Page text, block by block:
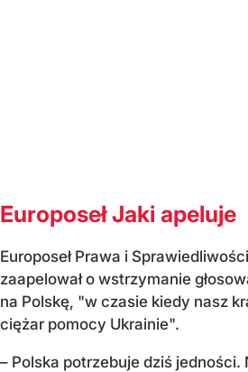
Europoseł Jaki apeluje
Europoseł Prawa i
zaapelował o wstrzymanie
na Polskę, "w czasie kiedy nasz
ciężar pomocy Ukrainie".
– Polska potrzebuje dziś jedności.